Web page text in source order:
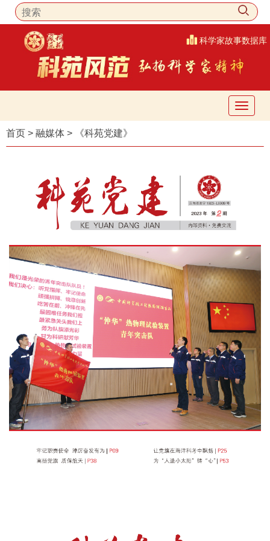
科学家故事数据库
首页 > 融媒体 > 《科苑党建》